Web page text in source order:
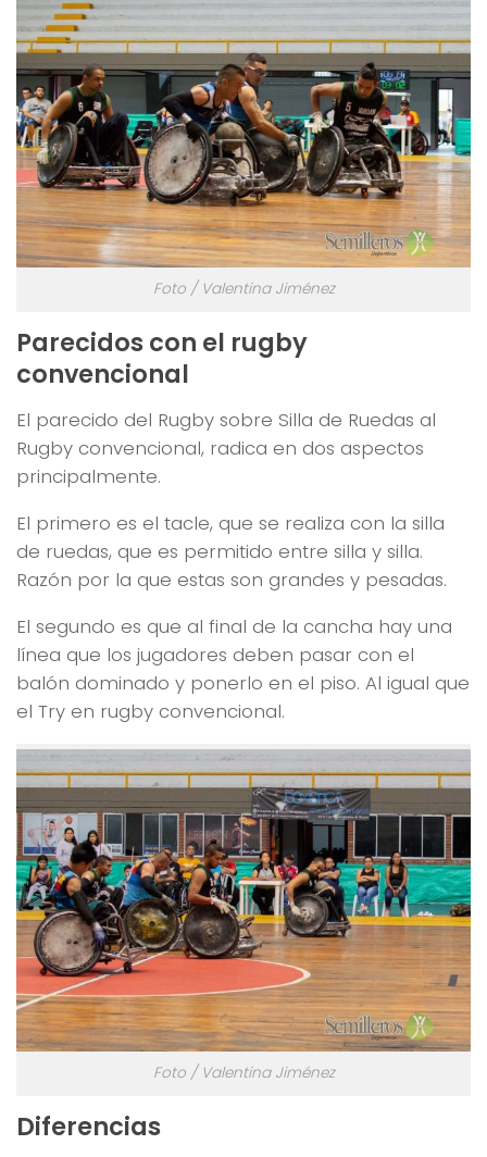
Foto / Valentina Jiménez
Parecidos con el rugby
convencional
El parecido del Rugby sobre Silla de Ruedas al
Rugby convencional, radica en dos aspectos
principalmente.
El primero es el tacle, que se realiza con la silla
de ruedas, que es permitido entre silla y silla.
Razón por la que estas son grandes y pesadas.
El segundo es que al final de la cancha hay una
línea que los jugadores deben pasar con el
balón dominado y ponerlo en el piso. Al igual que
el Try en rugby convencional.
Foto / Valentina Jiménez
Diferencias